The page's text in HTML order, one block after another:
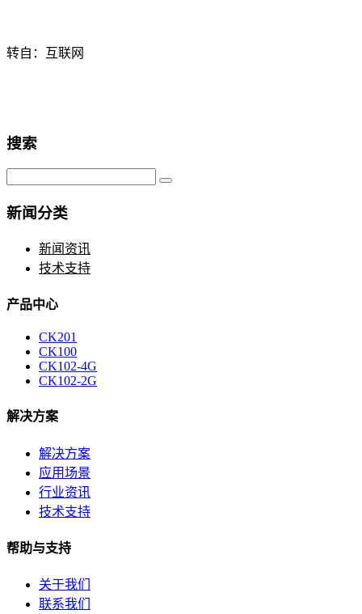
转自：互联网
搜索
新闻分类
新闻资讯
技术支持
产品中心
CK201
CK100
CK102-4G
CK102-2G
解决方案
解决方案
应用场景
行业资讯
技术支持
帮助与支持
关于我们
联系我们